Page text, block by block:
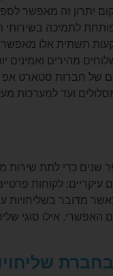
יתרון זה מאפשר
לתמיכה
תשתית אלו
מהירים ואמינים
של חברות סטארט אפ
ועד
כדי לתת שירות
לקוחות
מדובר בשליחויות
אילו סוגי